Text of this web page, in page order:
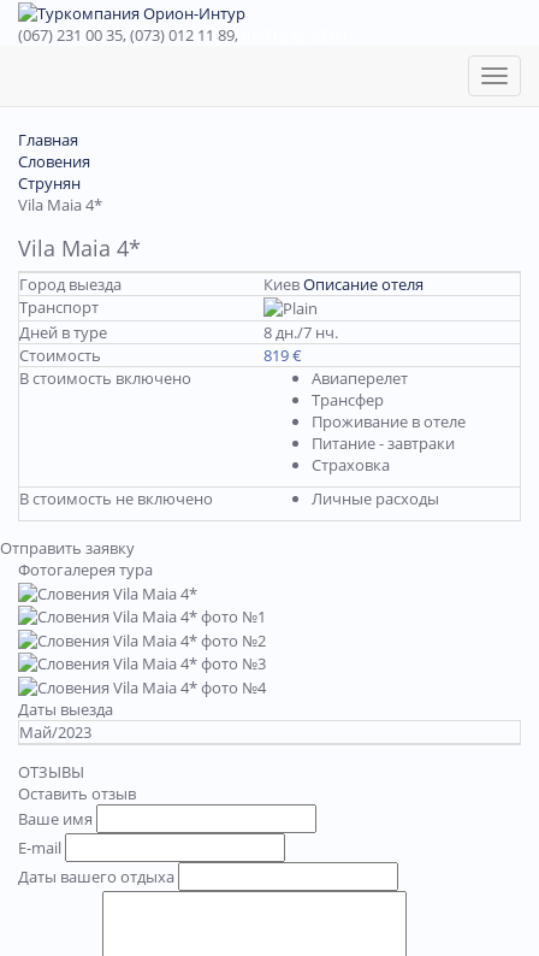
(067) 231 00 35, (073) 012 11 89,
Toggle
Главная
Словения
Струнян
Vila Maia 4*
Vila Maia 4*
Город выезда КиевОписание отеля
Транспорт
Дней в туре
8 дн./7 нч.
Стоимость
819 €
В стоимость включено
Авиаперелет
Трансфер
Проживание в отеле
Питание - завтраки
Страховка
В стоимость не включено
Личные расходы
Отправить заявку
Фотогалерея тура
Даты выезда
Май/2023
ОТЗЫВЫ
Оставить отзыв
Ваше имя
E-mail
Даты вашего отдыха